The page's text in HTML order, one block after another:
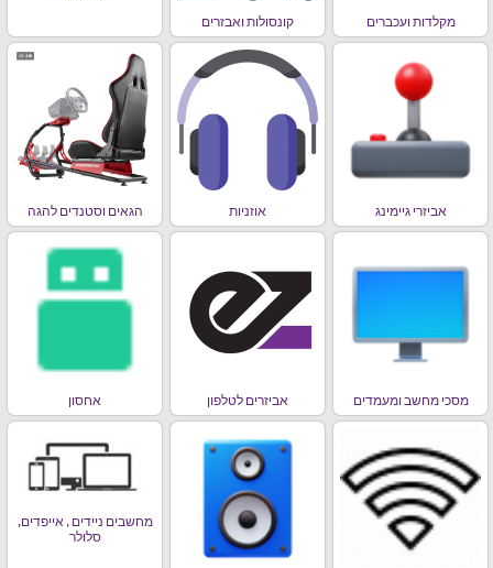
מקלדות ועכברים קונסולות ואבזרים
אביזרי גיימינג אוזניות הגאים וסטנדים להגה
מסכי מחשב ומעמדים אביזרים לטלפון אחסון
מחשבים ניידים , אייפדים,
סלולר